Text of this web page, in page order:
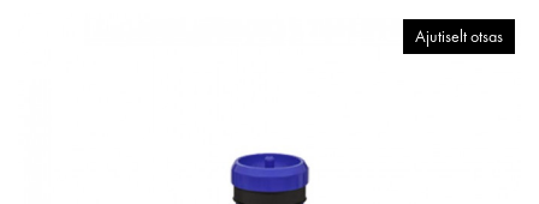
Ajutiselt otsas